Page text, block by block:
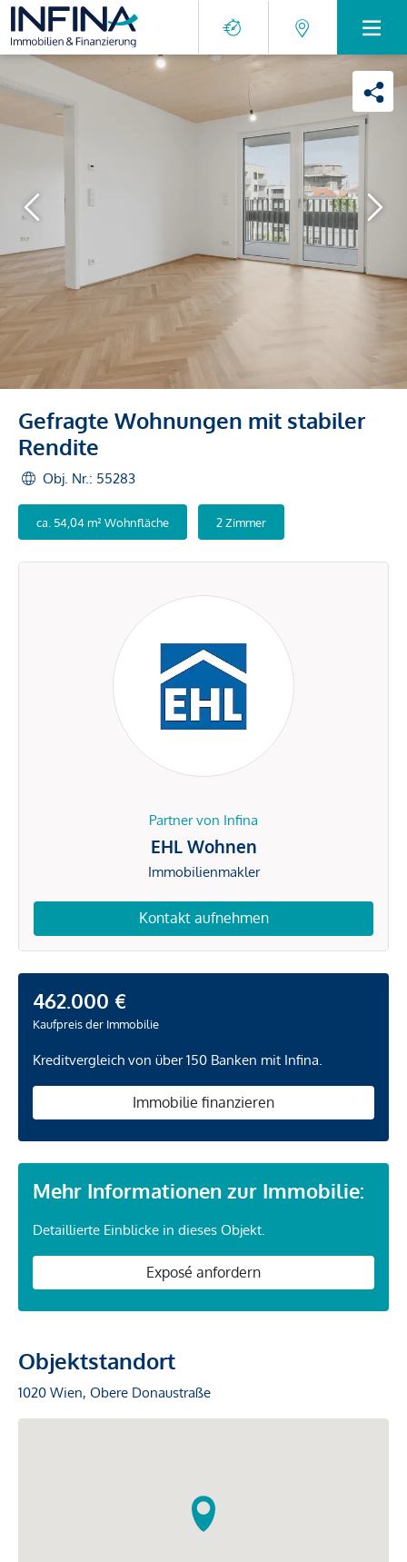
Gefragte Wohnungen mit stabiler
Rendite
Obj. Nr.: 55283
ca. 54,04 m² Wohnfläche 2 Zimmer
Partner von Infina
EHL Wohnen
Immobilienmakler
Kontakt aufnehmen
462.000 €
Kaufpreis der Immobilie
Kreditvergleich von über 150 Banken mit Infina.
Immobilie finanzieren
Mehr Informationen zur Immobilie:
Detaillierte Einblicke in dieses Objekt.
Exposé anfordern
Objektstandort
1020 Wien, Obere Donaustraße